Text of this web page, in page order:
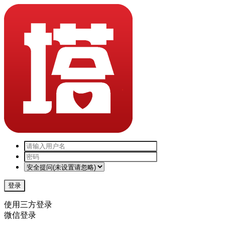
登录
使用三方登录
微信登录